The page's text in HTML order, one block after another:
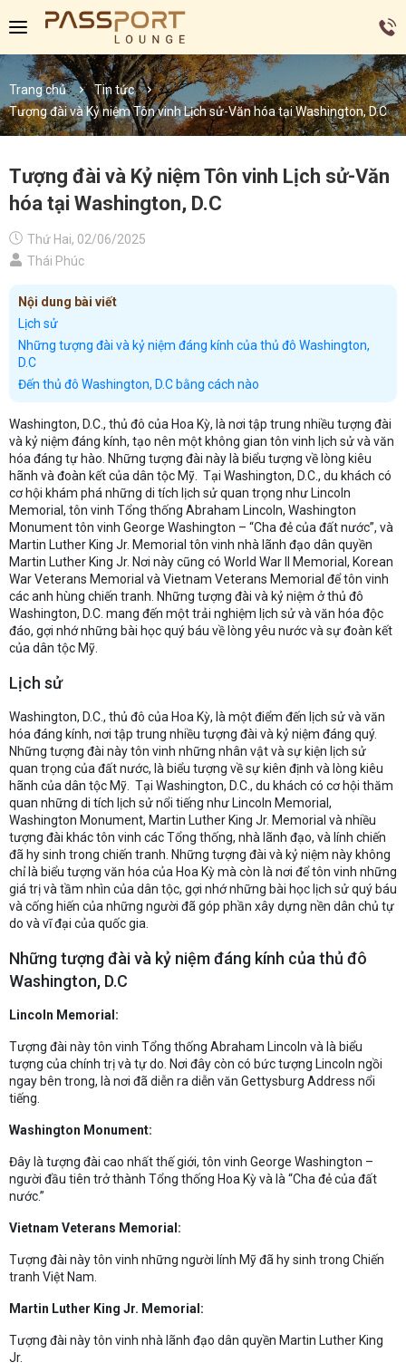
Trang chủ
Tin tức
Tượng đài và Kỷ niệm Tôn vinh Lịch sử-Văn hóa tại Washington, D.C
Tượng đài và Kỷ niệm Tôn vinh Lịch sử-Văn
hóa tại Washington, D.C
Thứ Hai, 02/06/2025
Thái Phúc
Nội dung bài viết
Lịch sử
Những tượng đài và kỷ niệm đáng kính của thủ đô Washington,
D.C
Đến thủ đô Washington, D.C bằng cách nào
Washington, D.C., thủ đô của Hoa Kỳ, là nơi tập trung nhiều tượng đài
và kỷ niệm đáng kính, tạo nên một không gian tôn vinh lịch sử và văn
hóa đáng tự hào. Những tượng đài này là biểu tượng về lòng kiêu
hãnh và đoàn kết của dân tộc Mỹ. Tại Washington, D.C., du khách có
cơ hội khám phá những di tích lịch sử quan trọng như Lincoln
Memorial, tôn vinh Tổng thống Abraham Lincoln, Washington
Monument tôn vinh George Washington – “Cha đẻ của đất nước”, và
Martin Luther King Jr. Memorial tôn vinh nhà lãnh đạo dân quyền
Martin Luther King Jr. Nơi này cũng có World War II Memorial, Korean
War Veterans Memorial và Vietnam Veterans Memorial để tôn vinh
các anh hùng chiến tranh. Những tượng đài và kỷ niệm ở thủ đô
Washington, D.C. mang đến một trải nghiệm lịch sử và văn hóa độc
đáo, gợi nhớ những bài học quý báu về lòng yêu nước và sự đoàn kết
của dân tộc Mỹ.
Lịch sử
Washington, D.C., thủ đô của Hoa Kỳ, là một điểm đến lịch sử và văn
hóa đáng kính, nơi tập trung nhiều tượng đài và kỷ niệm đáng quý.
Những tượng đài này tôn vinh những nhân vật và sự kiện lịch sử
quan trọng của đất nước, là biểu tượng về sự kiên định và lòng kiêu
hãnh của dân tộc Mỹ. Tại Washington, D.C., du khách có cơ hội thăm
quan những di tích lịch sử nổi tiếng như Lincoln Memorial,
Washington Monument, Martin Luther King Jr. Memorial và nhiều
tượng đài khác tôn vinh các Tổng thống, nhà lãnh đạo, và lính chiến
đã hy sinh trong chiến tranh. Những tượng đài và kỷ niệm này không
chỉ là biểu tượng văn hóa của Hoa Kỳ mà còn là nơi để tôn vinh những
giá trị và tầm nhìn của dân tộc, gợi nhớ những bài học lịch sử quý báu
và cống hiến của những người đã góp phần xây dựng nền dân chủ tự
do và vĩ đại của quốc gia.
Những tượng đài và kỷ niệm đáng kính của thủ đô
Washington, D.C
Lincoln Memorial:
Tượng đài này tôn vinh Tổng thống Abraham Lincoln và là biểu
tượng của chính trị và tự do. Nơi đây còn có bức tượng Lincoln ngồi
ngay bên trong, là nơi đã diễn ra diễn văn Gettysburg Address nổi
tiếng.
Washington Monument:
Đây là tượng đài cao nhất thế giới, tôn vinh George Washington –
người đầu tiên trở thành Tổng thống Hoa Kỳ và là “Cha đẻ của đất
nước.”
Vietnam Veterans Memorial:
Tượng đài này tôn vinh những người lính Mỹ đã hy sinh trong Chiến
tranh Việt Nam.
Martin Luther King Jr. Memorial:
Tượng đài này tôn vinh nhà lãnh đạo dân quyền Martin Luther King
Jr.